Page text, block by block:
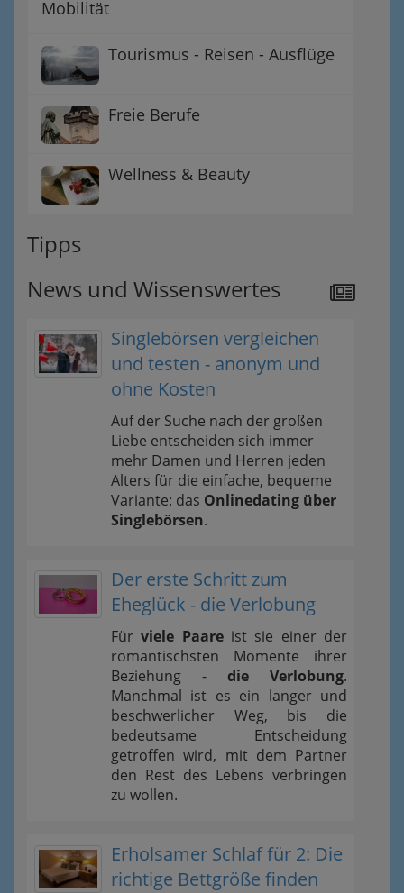
Mobilität
Tourismus - Reisen - Ausflüge
Freie Berufe
Wellness & Beauty
Tipps
News und Wissenswertes
Singlebörsen vergleichen
und testen - anonym und
ohne Kosten
Auf der Suche nach der großen
Liebe entscheiden sich immer
mehr Damen und Herren jeden
Alters für die einfache, bequeme
Variante: das Onlinedating über
Singlebörsen.
Der erste Schritt zum
Eheglück - die Verlobung
Fürviele Paareist sie einer der
romantischsten Momente ihrer
Beziehung - die Verlobung.
Manchmal ist es ein langer und
beschwerlicher Weg, bis die
bedeutsame Entscheidung
getroffen wird, mit dem Partner
den Rest des Lebens verbringen
zu wollen.
Erholsamer Schlaf für 2: Die
richtige Bettgröße finden